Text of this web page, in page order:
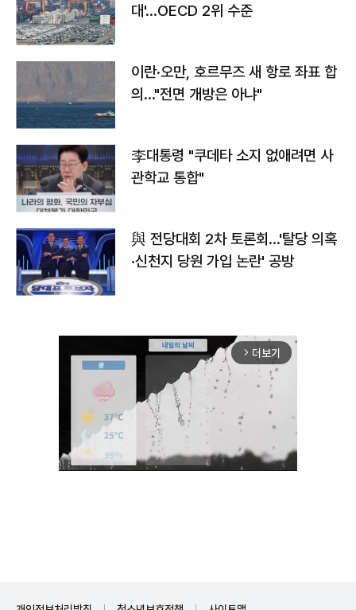
대'…OECD 2위 수준
이란·오만, 호르무즈 새 항로 좌표 합
의…"전면 개방은 아냐"
李대통령 "쿠데타 소지 없애려면 사
관학교 통합"
與 전당대회 2차 토론회…'탈당 의혹
·신천지 당원 가입 논란' 공방
arrow_forward_ios 더보기